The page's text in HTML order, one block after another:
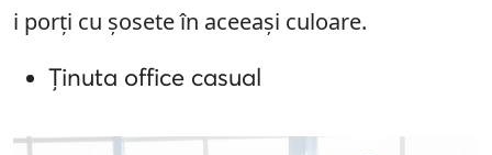
i porți cu șosete în aceeași culoare.
Ținuta office casual